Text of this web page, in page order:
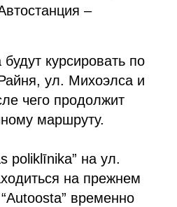
–
курсировать по
ул. Михоэлса и
чего продолжит
маршруту.
poliklīnika” на ул.
на прежнем
временно